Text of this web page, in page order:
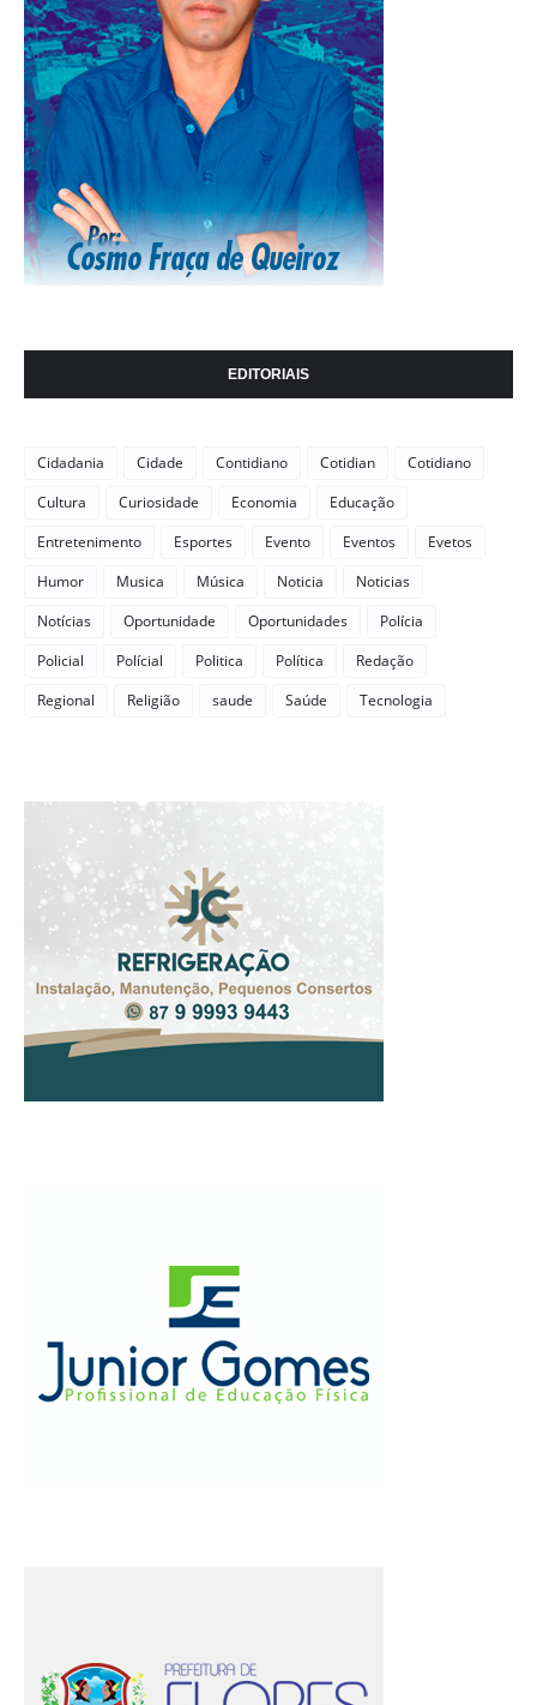
EDITORIAIS
Cidadania Cidade Contidiano Cotidian
Cotidiano
Cultura
Curiosidade Economia
Educação
Entretenimento
Esportes Evento Eventos
Evetos
Humor
Musica Música Noticia
Noticias
Notícias
Oportunidade Oportunidades
Polícia
Policial
Polícial Politica Política
Redação
Regional
Religião saude Saúde Tecnologia